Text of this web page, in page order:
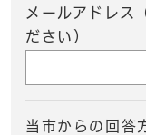
メールアドレス
ださい）
当市からの回答